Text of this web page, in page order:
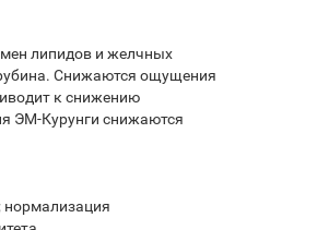
липидов и желчных
Снижаются ощущения
к снижению
ЭМ-Курунги снижаются
нормализация